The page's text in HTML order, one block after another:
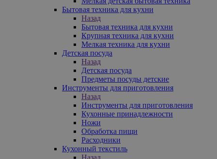
Бытовая техника для кухни
Назад
Бытовая техника для кухни
Крупная техника для кухни
Мелкая техника для кухни
Детская посуда
Назад
Детская посуда
Предметы посуды детские
Инструменты для приготовления
Назад
Инструменты для приготовления
Кухонные принадлежности
Ножи
Обработка пищи
Расходники
Кухонный текстиль
Назад